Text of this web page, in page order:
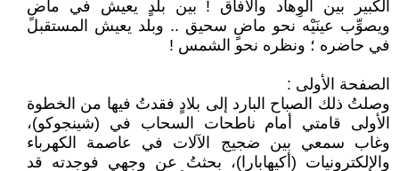
الكبير بين الوِهاد والآفاق ! بين بلدٍ يعيش في ماضٍ
ويصوِّب عينَيْه نحو ماضٍ سحيق .. وبلد يعيش المستقبل
في حاضره ؛ ونظره نحو الشمس !
الصفحة الأولى :
وصلتُ ذلك الصباح البارد إلى بلادٍ فقدتُ فيها من الخطوة
الأولى قامتي أمام ناطحات السحاب في (شينجوكو)،
وغاب سمعي بين ضجيج الآلات في عاصمة الكهرباء
والإلكترونيات (أكيهابارا)، بحثتُ عن وجهي فوجدته قد